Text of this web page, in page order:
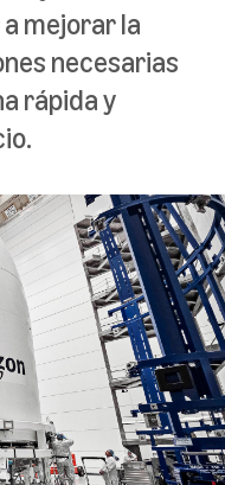
mejorar la
necesarias
rápida y